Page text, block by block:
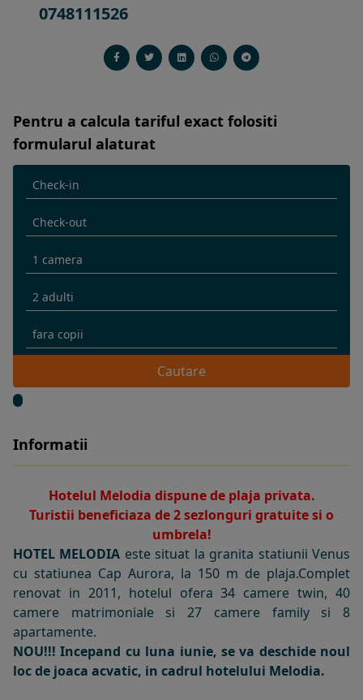
0748111526
Pentru a calcula tariful exact folositi
formularul alaturat
Cautare
Informatii
Hotelul Melodia dispune de plaja privata.
Turistii beneficiaza de 2 sezlonguri gratuite si o
umbrela!
HOTEL MELODIA este situat la granita statiunii Venus
cu statiunea Cap Aurora, la 150 m de plaja.Complet
renovat in 2011, hotelul ofera 34 camere twin, 40
camere matrimoniale si 27 camere family si 8
apartamente.
NOU!!! Incepand cu luna iunie, se va deschide noul
loc de joaca acvatic, in cadrul hotelului Melodia.